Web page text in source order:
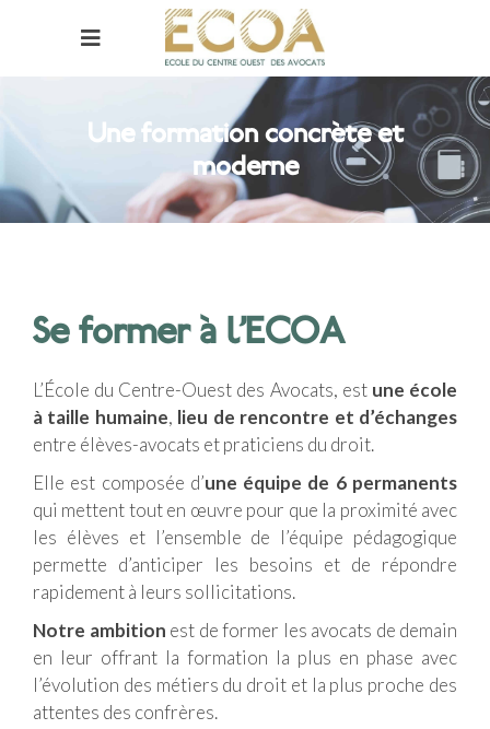
Une formation concrète et
moderne
Se former à l’ECOA
L’École du Centre-Ouest des Avocats, est une école
à taille humaine, lieu de rencontre et d’échanges
entre élèves-avocats et praticiens du droit.
Elle est composée d’une équipe de 6 permanents
qui mettent tout en œuvre pour que la proximité avec
les élèves et l’ensemble de l’équipe pédagogique
permette d’anticiper les besoins et de répondre
rapidement à leurs sollicitations.
Notre ambition est de former les avocats de demain
en leur offrant la formation la plus en phase avec
l’évolution des métiers du droit et la plus proche des
attentes des confrères.